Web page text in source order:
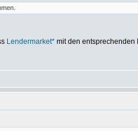
Lendermarket* mit den entsprechenden